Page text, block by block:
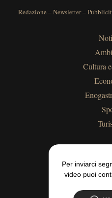
Redazione –Newsletter–
Cultura
Per inviarci
video puoi